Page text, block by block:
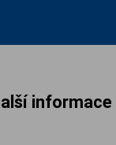
informace